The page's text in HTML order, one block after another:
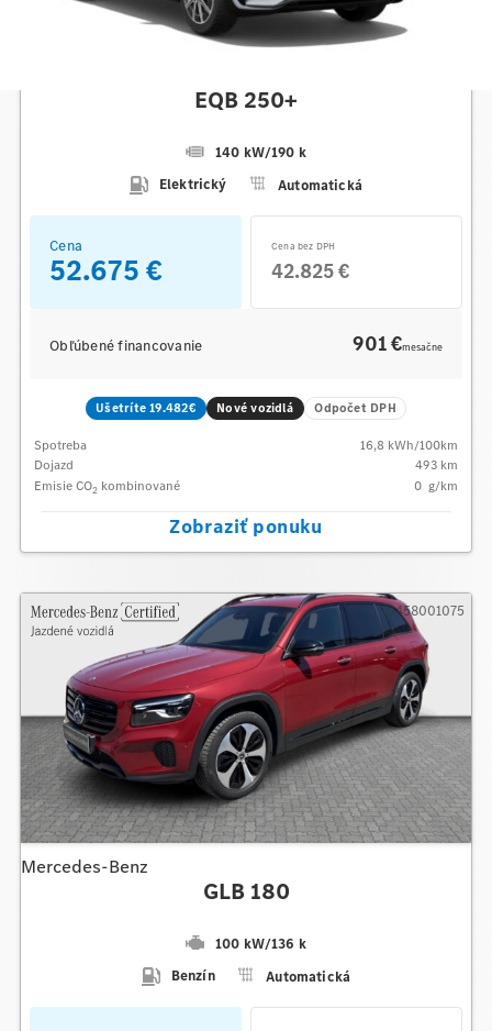
EQB 250+
140 kW/190 k
Elektrický
Automatická
Cena
52.675 €
Cena bez DPH
42.825 €
Obľúbené financovanie 901 €mesačne
Ušetríte 19.482€ Nové vozidlá Odpočet DPH
Spotreba 16,8 kWh/100km
Dojazd
493 km
Emisie CO2 kombinované 0 g/km
Zobraziť ponuku
Mercedes-Benz
GLB 180
100 kW/136 k
Benzín
Automatická
0458001075